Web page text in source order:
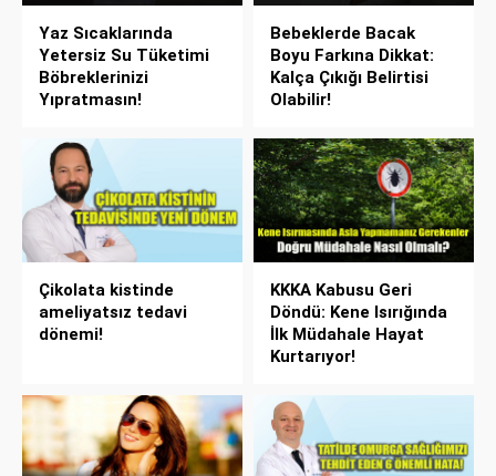
Yaz Sıcaklarında
Yetersiz Su Tüketimi
Böbreklerinizi
Yıpratmasın!
Bebeklerde Bacak
Boyu Farkına Dikkat:
Kalça Çıkığı Belirtisi
Olabilir!
Çikolata kistinde
ameliyatsız tedavi
dönemi!
KKKA Kabusu Geri
Döndü: Kene Isırığında
İlk Müdahale Hayat
Kurtarıyor!